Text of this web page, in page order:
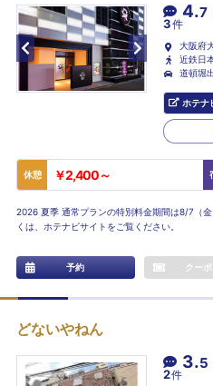
4.7
3件
大阪府
近鉄日
道頓堀
ホテナ
休憩 ￥2,400～
2026 夏季 通常プランの特別料金期間は8/7（
くは、ホテナビサイトをご覧ください。
予約 クー
どないやねん
3.5
2件